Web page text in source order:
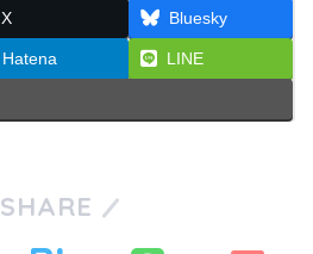
X
Bluesky
Hatena LINE
SHARE